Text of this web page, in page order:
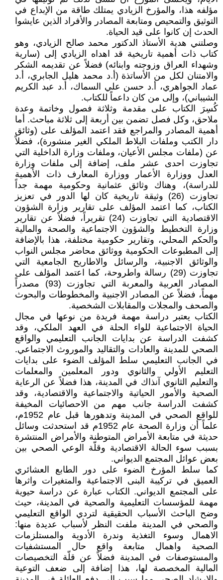
مؤلفه هذا، والمؤرخ الزيادي يمتلك طاقة من الإبداع في
التوثيق والتمحيص ومتابعة المصادر والأفراد الذين عايشوا
الحدث إن كانوا على قيد الحياة.
وصلتني هدية الأستاذ الدكتور محمد صالح الزيادي، وهو
كتاب ذات أهمية تاريخية قد اهداه الزيادي إلى (سارية
وشهداء العراق وزوجته وابنائه) فضلاً عن تقديمه الشكر
والامتنان لكل من الأساتذة (أ.د محمد هليل الجابري، أ.د
عماد الجواهري، أ.د حسن علي السماك، أ.د عبد الكريم
الشيباني)، وإلى من كان داعماً للكتاب.
كُسِرَ الكتاب على مقدمة وثلاثة فصول وخاتمة وعدة
ملاحق، وكل فصل تضمن بين أربعة إلى ثلاثة مباحث. أما
أهمية المصادر والمراجع فقد اعتمد المؤلف على (وثائق
دار الكتب وملفات البلاط الملكي الغير منشورة)، فضلاً
عن (ملفات مجلس الأعيان، وملفات وزارة الداخلية التي
تجاوزت احدى عشر ملف، إضافة إلى ملفات وزارة
العدل ووزارة الأعمار ووزارة المعارف ذات الأهمية
للدراسة)، وهناك وثائق عثمانية وحكومية مهمة جداً
تجاوزت (26) وثيقة تاريخية كان لها الدور في تعزيز
الكتاب، كما اعتمد المؤلف على تقارير وزارة الشؤون
الاقتصادية التي تجاوزت (24) تقريراً، فضلاً عن تقارير
وزارة التخطيط والشؤون الاجتماعية والصحة والمالية
والحكم المحلي، وتقارير حكومية مختلفة، هذا بالإضافة
إلى المطبوعات الحكومية ووثائق محاضر مجلس النواب
والوثائق الاجنبية، والرسائل والاطاريح الجامعية التي
تجاوزت (29) رسالة واطروحة، كما اعتمد المؤلف على
المصادر العربية والمعربة التي تجاوزت (93) مصدراً
مهماً، فضلاً عن المصادر الاجنبية والمخطوطات والبحوث
والصحف والمجلات والمقابلات الشخصية.
الكتاب يعتبر دراسة مهمة فريدة من نوعها في مجال
الحياة الاجتماعية للواء الحلة في العهد الملكي، وقد
كشفت الدراسة عن بدايات الجانب التعليمي والواقع
الصحي للمدينة والعادات والتقاليد والموروث الاجتماعي.
في الجانب التعليمي سلط المؤلف الضوء على بدايات
التعليم الأولي والثانوي ودور المعلمين والمعلمات
والتعليم الثانوي آنذاك في المدينة، هذا فضلاً عن الرعاية
الصحية والأمور الحياتية والاجتماعية والاقتصادية، وقد
كشفت الدراسة جانب مهم من الاحصائيات المخيفة
للواقع الصحي في المدينة وتدهورها قبل عام 1952م،
علماً أن وزارة الصحة عام 1952م قد استحدثت وسائل
حديثة في متابعة الأمراض المتوطنة والأمراض المنتشرة
بسبب سوء الحالة الاقتصادية وقلّة الوعي الصحي بين
بعض عوائل المجتمع الديواني.
كما سلط المؤرخ الضوء على دور الطابع العشائري
العميق في تركيبة البنى الاجتماعية والمتغيرات واثرها
على المجتمع الديواني. الكتاب عبارة عن دراسة حيوية
مهمة للمؤسسات التعليمية والصحية في المدينة، حيث
وضح الباحث الأسباب الحقيقية لتردي الواقع التعليمي
والصحي في المدينة ملفت النظر لأسباب عديدة منها:
الاهمال وسوء التغذية وندرة الأدوية والمستلزمات
الصحية واهمال متابعة واقع حال المستشفيات
والمستوصفات في المدينة فضلاً عن قلّة التخصيصات
المالية المخصصة لها، هذا إضافة إلى ضعف التوعية